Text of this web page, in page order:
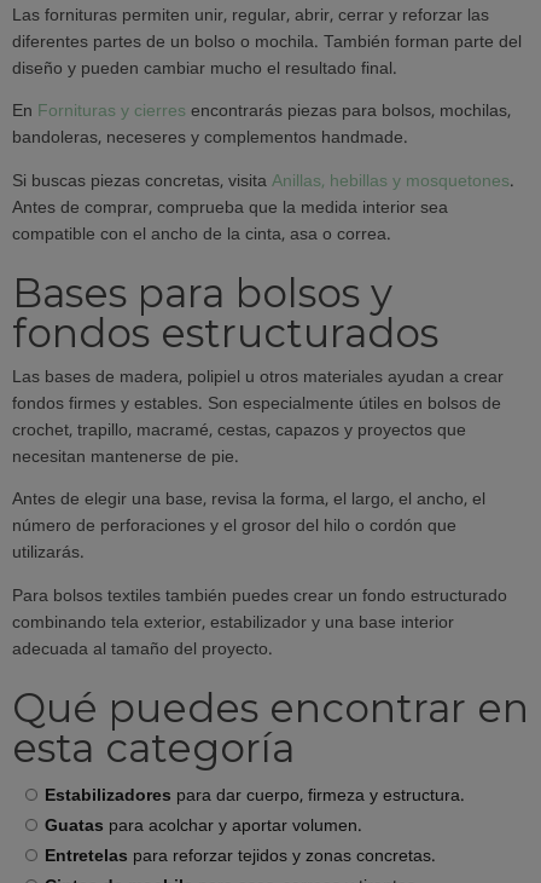
Las fornituras permiten unir, regular, abrir, cerrar y reforzar las
diferentes partes de un bolso o mochila. También forman parte del
diseño y pueden cambiar mucho el resultado final.
En Fornituras y cierres encontrarás piezas para bolsos, mochilas,
bandoleras, neceseres y complementos handmade.
Si buscas piezas concretas, visitaAnillas, hebillas y mosquetones.
Antes de comprar, comprueba que la medida interior sea
compatible con el ancho de la cinta, asa o correa.
Bases para bolsos y
fondos estructurados
Las bases de madera, polipiel u otros materiales ayudan a crear
fondos firmes y estables. Son especialmente útiles en bolsos de
crochet, trapillo, macramé, cestas, capazos y proyectos que
necesitan mantenerse de pie.
Antes de elegir una base, revisa la forma, el largo, el ancho, el
número de perforaciones y el grosor del hilo o cordón que
utilizarás.
Para bolsos textiles también puedes crear un fondo estructurado
combinando tela exterior, estabilizador y una base interior
adecuada al tamaño del proyecto.
Qué puedes encontrar en
esta categoría
Estabilizadores para dar cuerpo, firmeza y estructura.
Guatas para acolchar y aportar volumen.
Entretelas para reforzar tejidos y zonas concretas.